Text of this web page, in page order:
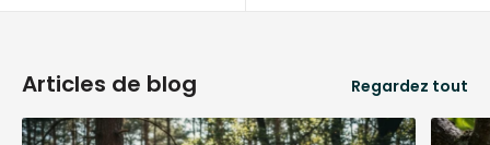
Articles de blog Regardez tout